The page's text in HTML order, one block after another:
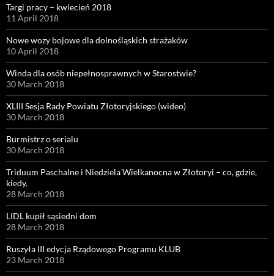
Targi pracy – kwiecień 2018
11 April 2018
Nowe wozy bojowe dla dolnośląskich strażaków
10 April 2018
Winda dla osób niepełnosprawnych w Starostwie?
30 March 2018
XLIII Sesja Rady Powiatu Złotoryjskiego (wideo)
30 March 2018
Burmistrz o serialu
30 March 2018
Triduum Paschalne i Niedziela Wielkanocna w Złotoryi – co, gdzie,
kiedy.
28 March 2018
LIDL kupił sąsiedni dom
28 March 2018
Ruszyła III edycja Rządowego Programu KLUB
23 March 2018